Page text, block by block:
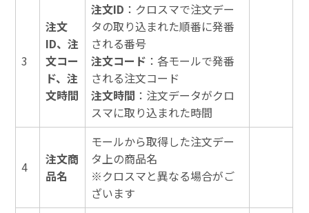
3
注文
ID、注
文コー
ド、注
文時間
注文ID ：クロスマで注文デー
タの取り込まれた順番に発番
される番号
注文コード ：各モールで発番
される注文コード
注文時間 ：注文データがクロ
スマに取り込まれた時間
4
注文商
品名
モールから取得した注文デー
タ上の商品名
※クロスマと異なる場合がご
ざいます